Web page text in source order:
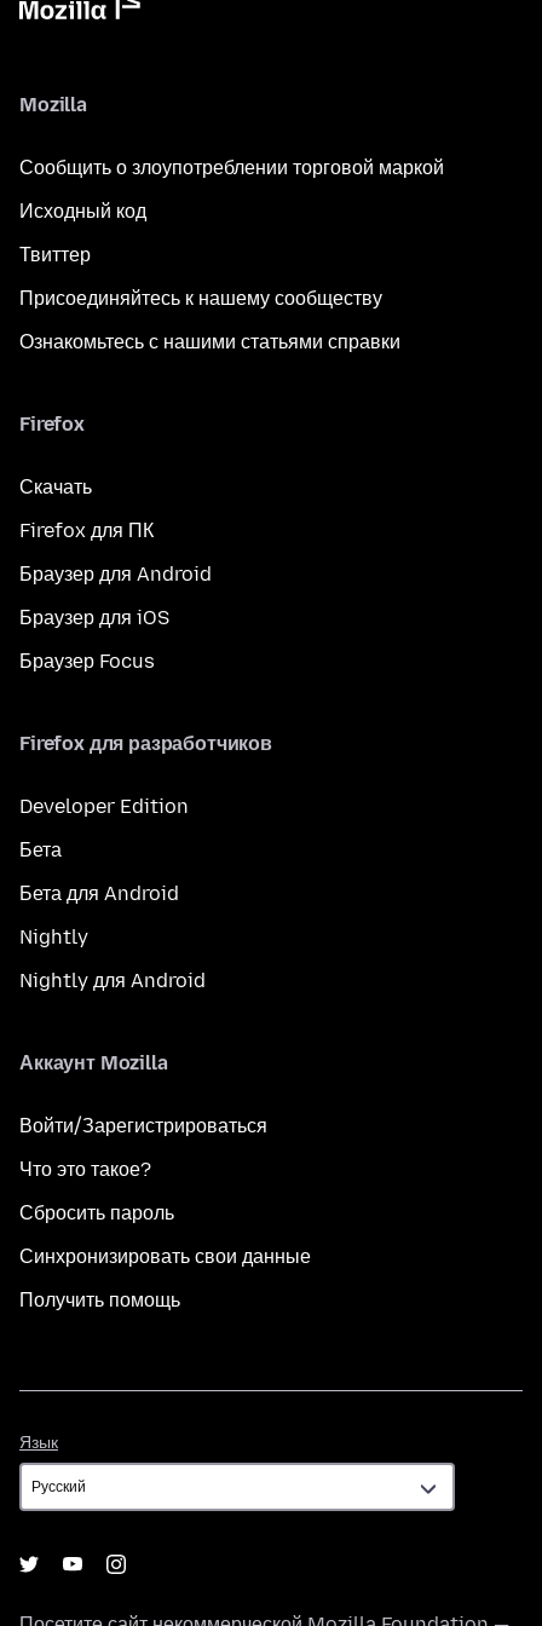
Mozilla
Сообщить о злоупотреблении торговой маркой
Исходный код
Твиттер
Присоединяйтесь к нашему сообществу
Ознакомьтесь с нашими статьями справки
Firefox
Скачать
Firefox для ПК
Браузер для Android
Браузер для iOS
Браузер Focus
Firefox для разработчиков
Developer Edition
Бета
Бета для Android
Nightly
Nightly для Android
Аккаунт Mozilla
Войти/Зарегистрироваться
Что это такое?
Сбросить пароль
Синхронизировать свои данные
Получить помощь
Язык